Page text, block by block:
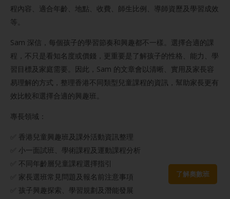
了解奧數班
程內容、適合年齡、地點、收費、師生比例、導師資歷及學習成效
等。
Sam 深信，每個孩子的學習節奏和興趣都不一樣。選擇合適的課
程，不只是看知名度或價錢，更重要是了解孩子的性格、能力、學
習目標及家庭需要。因此，Sam 的文章會以清晰、實用及家長容
易理解的方式，整理香港不同類型兒童課程的資訊，幫助家長更有
效比較和選擇合適的興趣班。
專長領域：
✅ 香港兒童興趣班及課外活動資訊整理
✅ 小一面試班、學術課程及運動課程分析
✅ 不同年齡層兒童課程選擇指引
✅ 家長選班常見問題及報名前注意事項
✅ 孩子興趣探索、學習規劃及潛能發展